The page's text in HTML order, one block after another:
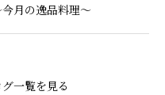
月の逸品料理～
一覧を見る